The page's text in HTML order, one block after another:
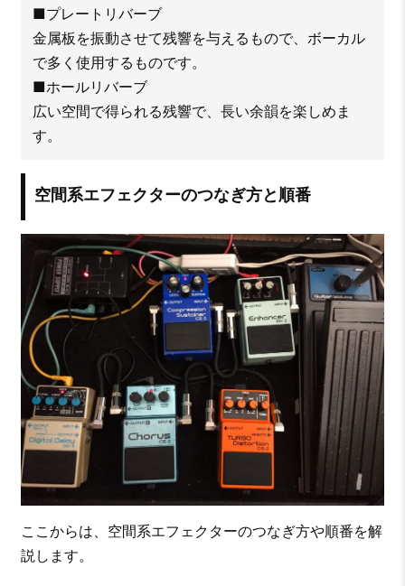
■プレートリバーブ
金属板を振動させて残響を与えるもので、ボーカル
で多く使用するものです。
■ホールリバーブ
広い空間で得られる残響で、長い余韻を楽しめま
す。
空間系エフェクターのつなぎ方と順番
ここからは、空間系エフェクターのつなぎ方や順番を解
説します。